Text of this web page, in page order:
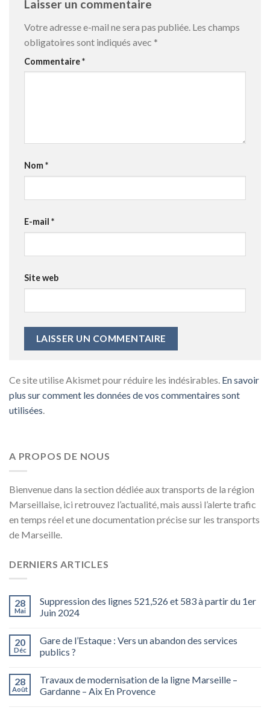
Laisser un commentaire
Votre adresse e-mail ne sera pas publiée. Les champs
obligatoires sont indiqués avec *
Commentaire*
Nom*
E-mail *
Site web
Ce site utilise Akismet pour réduire les indésirables. En savoir
plus sur comment les données de vos commentaires sont
utilisées.
A PROPOS DE NOUS
Bienvenue dans la section dédiée aux transports de la région
Marseillaise, ici retrouvez l’actualité, mais aussi l’alerte trafic
en temps réel et une documentation précise sur les transports
de Marseille.
DERNIERS ARTICLES
28
Mai
Suppression des lignes 521,526 et 583 à partir du 1er
Juin 2024
20
Déc
Gare de l’Estaque : Vers un abandon des services
publics ?
28
Août
Travaux de modernisation de la ligne Marseille –
Gardanne – Aix En Provence